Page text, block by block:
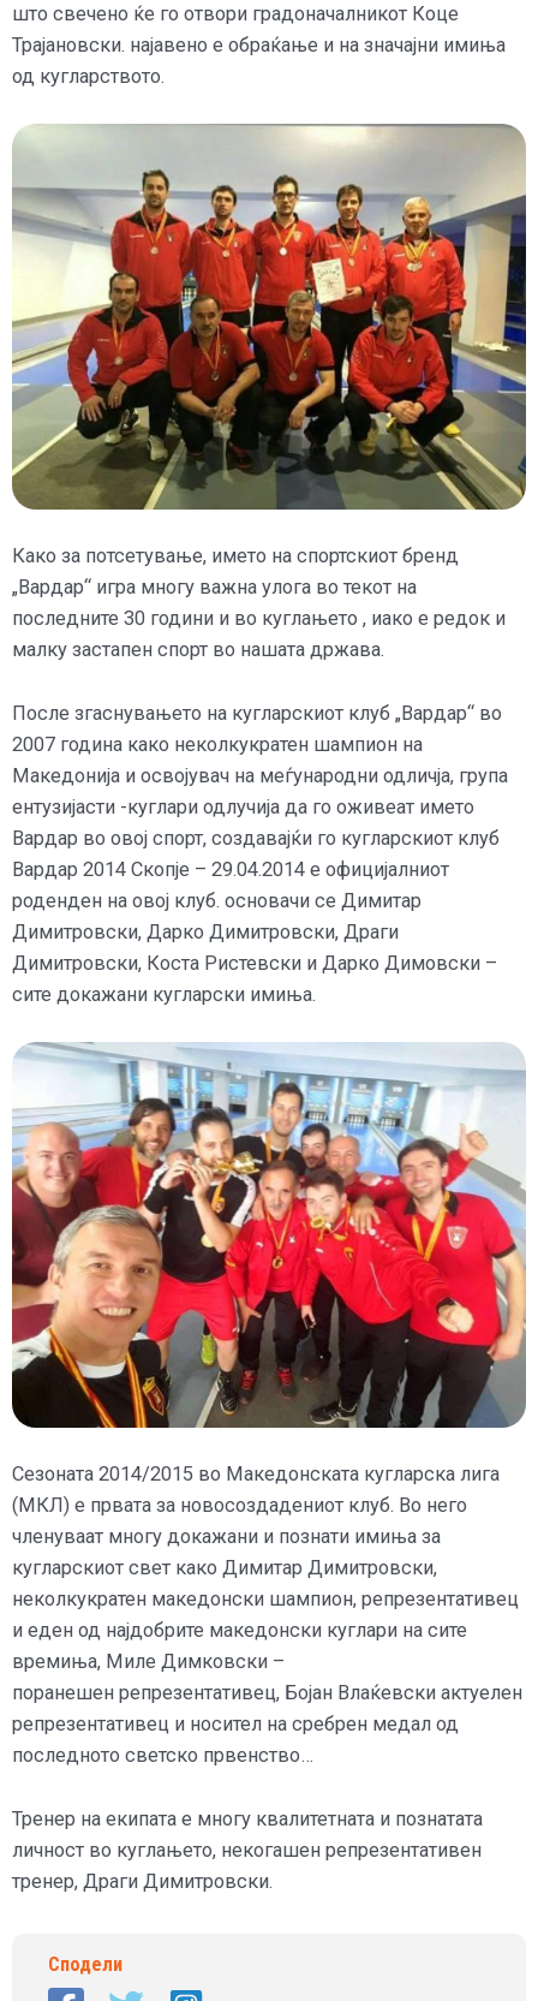
што свечено ќе го отвори градоначалникот Коце
Трајановски. најавено е обраќање и на значајни имиња
од кугларството.
Како за потсетување, името на спортскиот бренд
„Вардар“ игра многу важна улога во текот на
последните 30 години и во куглањето , иако е редок и
малку застапен спорт во нашата држава.
После згаснувањето на кугларскиот клуб „Вардар“ во
2007 година како неколкукратен шампион на
Македонија и освојувач на меѓународни одличја, група
ентузијасти -куглари одлучија да го оживеат името
Вардар во овој спорт, создавајќи го кугларскиот клуб
Вардар 2014 Скопје – 29.04.2014 е официјалниот
роденден на овој клуб. основачи се Димитар
Димитровски, Дарко Димитровски, Драги
Димитровски, Коста Ристевски и Дарко Димовски –
сите докажани кугларски имиња.
Сезоната 2014/2015 во Македонската кугларска лига
(МКЛ) е првата за новосоздадениот клуб. Во него
членуваат многу докажани и познати имиња за
кугларскиот свет како Димитар Димитровски,
неколкукратен македонски шампион, репрезентативец
и еден од најдобрите македонски куглари на сите
времиња, Миле Димковски –
поранешен репрезентативец, Бојан Влаќевски актуелен
репрезентативец и носител на сребрен медал од
последното светско првенство…
Тренер на екипата е многу квалитетната и познатата
личност во куглањето, некогашен репрезентативен
тренер, Драги Димитровски.
Сподели